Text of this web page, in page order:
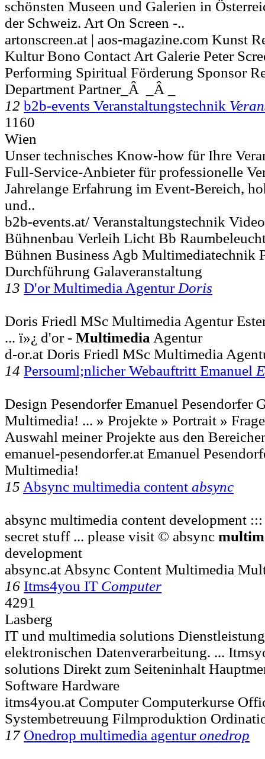
schönsten Museen und Galerien in
der Schweiz. Art On Screen -..
artonscreen.at | aos-magazine.com Kunst
Kultur Bono Contact Art Galerie Peter
Performing Spiritual Förderung Sponsor
Department Partner_Â _Â _
12 b2b-events Veranstaltungstechnik
1160
Wien
Unser technisches Know-how für Ihre
Full-Service-Anbieter für professionelle
Jahrelange Erfahrung im Event-Bereich,
und..
b2b-events.at/ Veranstaltungstechnik
Bühnenbau Verleih Licht Bb
Bühnen Business Agb Multimediatechnik
Durchführung Galaveranstaltung
13 D'or Multimedia Agentur Doris
Doris Friedl MSc Multimedia Agentur
... ï»¿ d'or - Multimedia Agentur
d-or.at Doris Friedl MSc Multimedia
14 Persouml;nlicher Webauftritt Emanuel
Design Pesendorfer Emanuel Pesendorfer
Multimedia! ... » Projekte » Portrait »
Auswahl meiner Projekte aus den
emanuel-pesendorfer.at Emanuel
Multimedia!
15 Absync multimedia content absync
absync multimedia content development
secret stuff ... please visit © absync
development
absync.at Absync Content Multimedia
16 Itms4you IT Computer
4291
Lasberg
IT und multimedia solutions
elektronischen Datenverarbeitung. ...
solutions Direkt zum Seiteninhalt
Software Hardware
itms4you.at Computer Computerkurse
Systembetreuung Filmproduktion
17 Onedrop multimedia agenturonedrop